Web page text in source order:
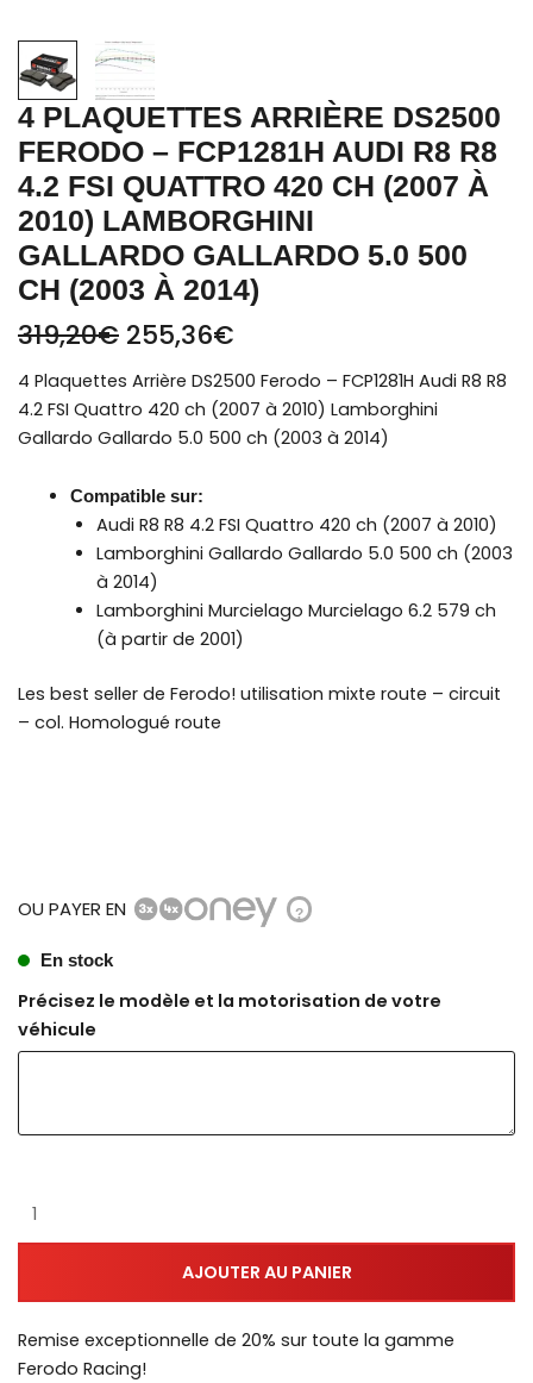
4 PLAQUETTES ARRIÈRE DS2500
FERODO – FCP1281H AUDI R8 R8
4.2 FSI QUATTRO 420 CH (2007 À
2010) LAMBORGHINI
GALLARDO GALLARDO 5.0 500
CH (2003 À 2014)
319,20€ 255,36€
4 Plaquettes Arrière DS2500 Ferodo – FCP1281H Audi R8 R8
4.2 FSI Quattro 420 ch (2007 à 2010) Lamborghini
Gallardo Gallardo 5.0 500 ch (2003 à 2014)
Compatible sur:
Audi R8 R8 4.2 FSI Quattro 420 ch (2007 à 2010)
Lamborghini Gallardo Gallardo 5.0 500 ch (2003
à 2014)
Lamborghini Murcielago Murcielago 6.2 579 ch
(à partir de 2001)
Les best seller de Ferodo! utilisation mixte route – circuit
– col. Homologué route
OU PAYER EN ?
En stock
Précisez le modèle et la motorisation de votre
véhicule
Gallardo Gallardo
5.0
500
ch
(2003
à
2014)
AJOUTER AU PANIER
Remise exceptionnelle de 20% sur toute la gamme
Ferodo Racing!